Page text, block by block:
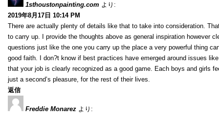
1sthoustonpainting.com より:
2019年8月17日 10:14 PM
There are actually plenty of details like that to take into consideration.
to carry up. I provide the thoughts above as general inspiration however
questions just like the one you carry up the place a very powerful thing
good faith. I don?t know if best practices have emerged around issues
that your job is clearly recognized as a good game. Each boys and girls
just a second’s pleasure, for the rest of their lives.
返信
Freddie Monarez より: